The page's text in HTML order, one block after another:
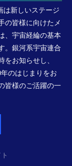
は新しいステージ
の皆様に向けたメ
、宇宙経綸の基本
。銀河系宇宙連合
お知らせし、
のはじまりをお
皆様のご活躍の一